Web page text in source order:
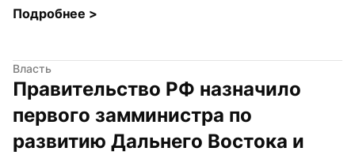
Подробнее >
Власть
Правительство РФ назначило
первого замминистра по
развитию Дальнего Востока и